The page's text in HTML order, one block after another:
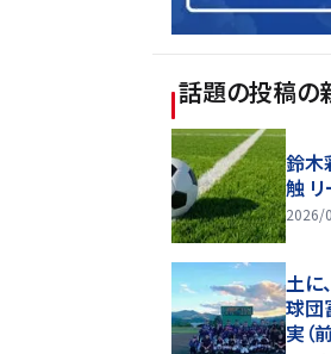
話題の投稿の
鈴木
触
2026/
土に
球団
実（